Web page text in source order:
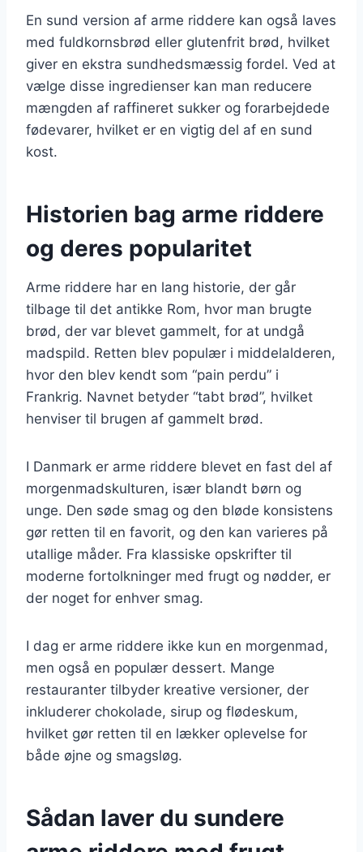
En sund version af arme riddere kan også laves
med fuldkornsbrød eller glutenfrit brød, hvilket
giver en ekstra sundhedsmæssig fordel. Ved at
vælge disse ingredienser kan man reducere
mængden af raffineret sukker og forarbejdede
fødevarer, hvilket er en vigtig del af en sund
kost.
Historien bag arme riddere
og deres popularitet
Arme riddere har en lang historie, der går
tilbage til det antikke Rom, hvor man brugte
brød, der var blevet gammelt, for at undgå
madspild. Retten blev populær i middelalderen,
hvor den blev kendt som “pain perdu” i
Frankrig. Navnet betyder “tabt brød”, hvilket
henviser til brugen af gammelt brød.
I Danmark er arme riddere blevet en fast del af
morgenmadskulturen, især blandt børn og
unge. Den søde smag og den bløde konsistens
gør retten til en favorit, og den kan varieres på
utallige måder. Fra klassiske opskrifter til
moderne fortolkninger med frugt og nødder, er
der noget for enhver smag.
I dag er arme riddere ikke kun en morgenmad,
men også en populær dessert. Mange
restauranter tilbyder kreative versioner, der
inkluderer chokolade, sirup og flødeskum,
hvilket gør retten til en lækker oplevelse for
både øjne og smagsløg.
Sådan laver du sundere